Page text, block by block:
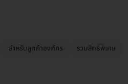
สำหรับลูกค้าองค์กร รวมสิทธิพิเศษ